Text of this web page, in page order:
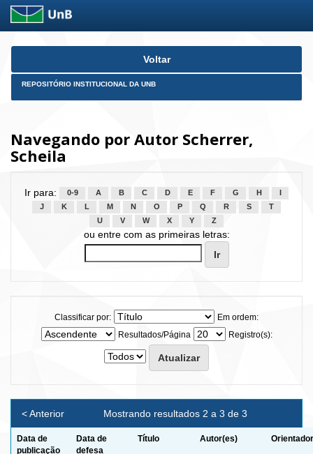
Skip
Voltar
REPOSITÓRIO INSTITUCIONAL DA UNB
Navegando por Autor Scherrer,
Scheila
Ir para: 0-9 A B C D E F G H
J
K L M N O P Q R S
T
U
V W X Y Z
ou entre com as primeiras letras:
Classificar por:
Em ordem:
Resultados/Página
Registro(s):
Mostrando resultados 2 a 3 de 3
< Anterior
Data de
publicação
Data de
defesa
Título Autor(es)